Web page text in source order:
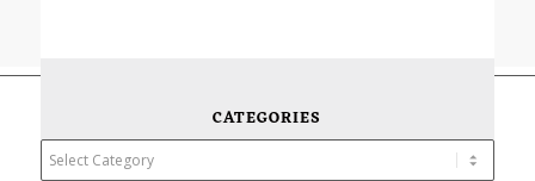
CATEGORIES
Categories